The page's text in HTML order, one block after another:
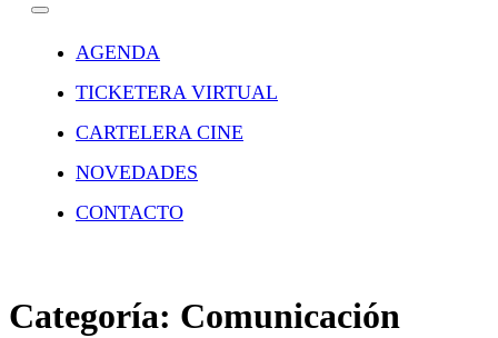
AGENDA
TICKETERA VIRTUAL
CARTELERA CINE
NOVEDADES
CONTACTO
Categoría: Comunicación